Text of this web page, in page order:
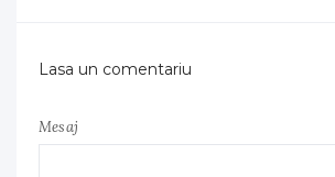
Lasa un comentariu
Mesaj